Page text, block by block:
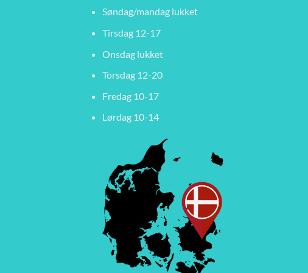
Søndag/mandag lukket
Tirsdag 12-17
Onsdag lukket
Torsdag 12-20
Fredag 10-17
Lørdag 10-14